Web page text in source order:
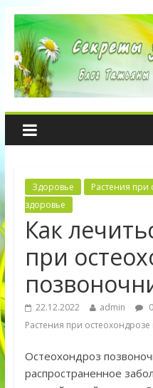
Здоровье
Растения при
здоровье
Как
при
22.12.2022 admin
Растения при
Остеохондроз
распространенное